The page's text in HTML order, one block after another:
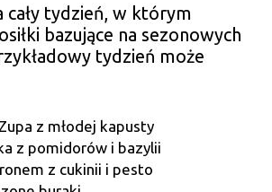
cały tydzień, w którym
bazujące na sezonowych
tydzień może
z młodej kapusty
z pomidorów i bazylii
z cukinii i pesto